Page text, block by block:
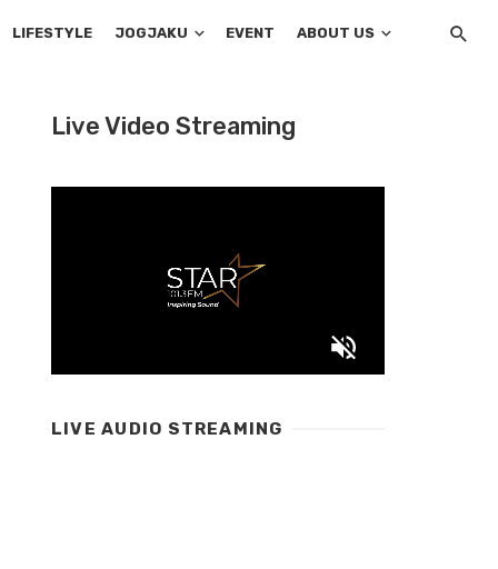
LIFESTYLE JOGJAKU EVENT ABOUT US
Live Video Streaming
LIVE AUDIO STREAMING